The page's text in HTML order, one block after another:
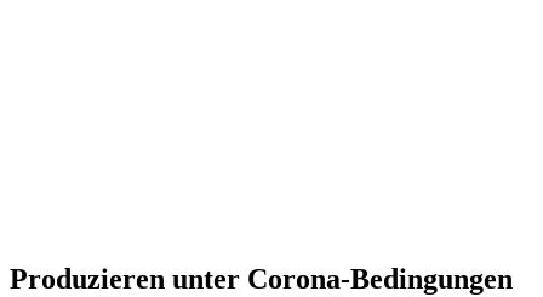
Produzieren unter Corona-Bedingungen